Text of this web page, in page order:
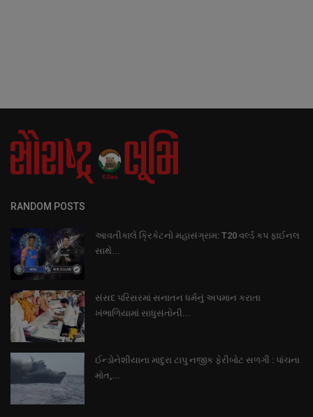
RANDOM POSTS
આવતીકાલે ક્રિકેટનો મહાસંગ્રામ: T20 વર્લ્ડ કપ ફાઈનલ
સાથે...
સંસદ પરિસરમાં સનાતન ધર્મનું અપમાન કરાતા
ખંભાળિયામાં સાધુસંતોની...
ઈન્ડોનેશીયાના માદુરા ટાપુ નજીક ફેરીબોટ સળગી : પાંચના
મોત,...